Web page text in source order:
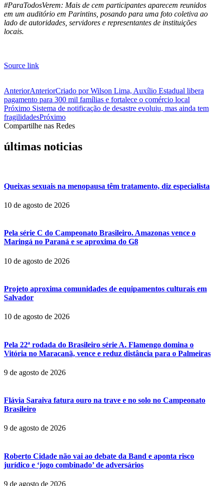
#ParaTodosVerem: Mais de cem participantes aparecem reunidos
em um auditório em Parintins, posando para uma foto coletiva ao
lado de autoridades, servidores e representantes de instituições
locais.
Source link
AnteriorAnteriorCriado por Wilson Lima, Auxílio Estadual libera
pagamento para 300 mil famílias e fortalece o comércio local
Próximo Sistema de notificação de desastre evoluiu, mas ainda tem
fragilidadesPróximo
Compartilhe nas Redes
últimas noticias
Queixas sexuais na menopausa têm tratamento, diz especialista
10 de agosto de 2026
Pela série C do Campeonato Brasileiro. Amazonas vence o
Maringá no Paraná e se aproxima do G8
10 de agosto de 2026
Projeto aproxima comunidades de equipamentos culturais em
Salvador
10 de agosto de 2026
Pela 22ª rodada do Brasileiro série A. Flamengo domina o
Vitória no Maracanã, vence e reduz distância para o Palmeiras
9 de agosto de 2026
Flávia Saraiva fatura ouro na trave e no solo no Campeonato
Brasileiro
9 de agosto de 2026
Roberto Cidade não vai ao debate da Band e aponta risco
jurídico e ‘jogo combinado’ de adversários
9 de agosto de 2026